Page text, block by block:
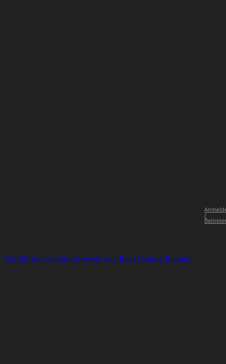
/
WordPress Cookie Hinweis von Real Cookie Banner